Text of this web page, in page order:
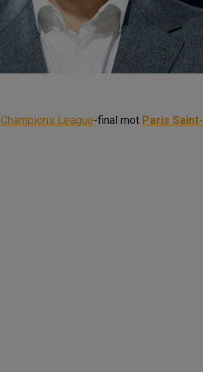
Champions League-final mot Paris Saint-